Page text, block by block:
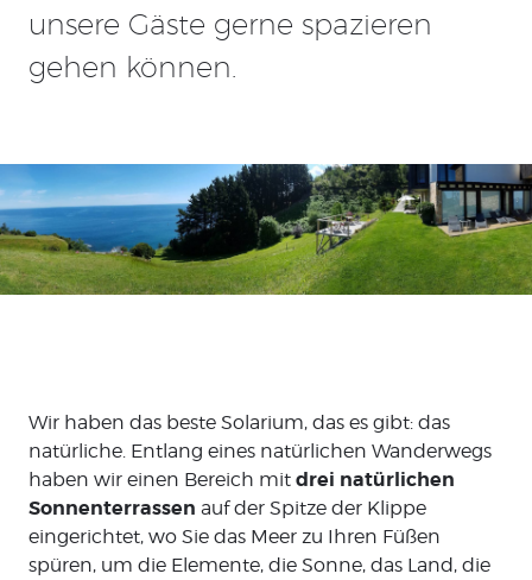
unsere Gäste gerne spazieren
gehen können.
Wir haben das beste Solarium, das es gibt: das
natürliche. Entlang eines natürlichen Wanderwegs
haben wir einen Bereich mit drei natürlichen
Sonnenterrassen auf der Spitze der Klippe
eingerichtet, wo Sie das Meer zu Ihren Füßen
spüren, um die Elemente, die Sonne, das Land, die